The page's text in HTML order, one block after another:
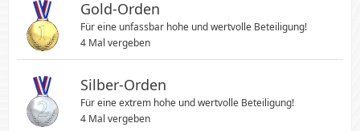
Gold-Orden
Für eine unfassbar hohe und wertvolle Beteiligung!
4 Mal vergeben
Silber-Orden
Für eine extrem hohe und wertvolle Beteiligung!
4 Mal vergeben